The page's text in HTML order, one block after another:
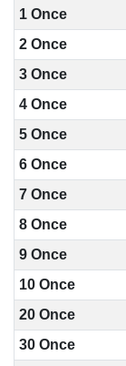
1 Once
2 Once
3 Once
4 Once
5 Once
6 Once
7 Once
8 Once
9 Once
10 Once
20 Once
30 Once